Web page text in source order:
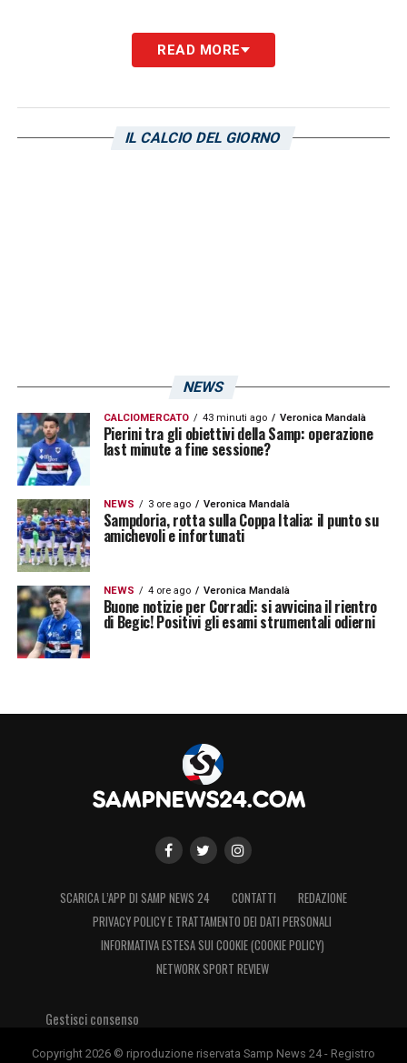
La Gazzetta dello Sport,nell’edizione
odierna, spiega che sono previsti dei
lo staff tecnico ma anche tutti gli altri:
READ MORE
IL CALCIO DEL GIORNO
NEWS
CALCIOMERCATO 43 minuti ago Veronica Mandalà
Pierini tra gli obiettivi della Samp: operazione
last minute a fine sessione?
NEWS 3 ore ago Veronica Mandalà
Sampdoria, rotta sulla Coppa Italia: il punto su
amichevoli e infortunati
NEWS 4 ore ago Veronica Mandalà
Buone notizie per Corradi: si avvicina il rientro
di Begic! Positivi gli esami strumentali odierni
SCARICA L’APP DI SAMP NEWS 24 CONTATTI
REDAZIONE
PRIVACY POLICY E TRATTAMENTO DEI DATI PERSONALI
INFORMATIVA ESTESA SUI COOKIE (COOKIE POLICY)
NETWORK SPORT REVIEW
Gestisci consenso
Copyright 2026 © riproduzione riservata Samp News 24 - Registro